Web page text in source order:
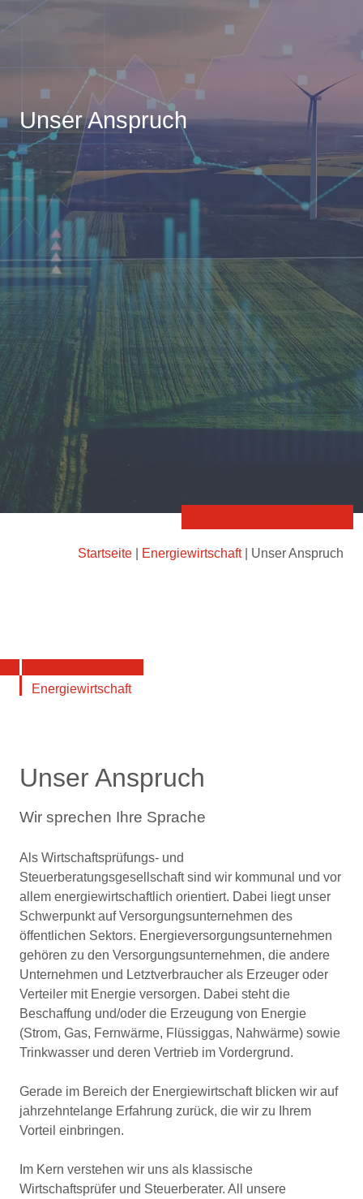
Unser Anspruch
Startseite Energiewirtschaft| Unser Anspruch
Energiewirtschaft
Unser Anspruch
Wir sprechen Ihre Sprache
Als Wirtschaftsprüfungs- und
Steuerberatungsgesellschaft sind wir kommunal und vor
allem energiewirtschaftlich orientiert. Dabei liegt unser
Schwerpunkt auf Versorgungsunternehmen des
öffentlichen Sektors. Energieversorgungsunternehmen
gehören zu den Versorgungsunternehmen, die andere
Unternehmen und Letztverbraucher als Erzeuger oder
Verteiler mit Energie versorgen. Dabei steht die
Beschaffung und/oder die Erzeugung von Energie
(Strom, Gas, Fernwärme, Flüssiggas, Nahwärme) sowie
Trinkwasser und deren Vertrieb im Vordergrund.
Gerade im Bereich der Energiewirtschaft blicken wir auf
jahrzehntelange Erfahrung zurück, die wir zu Ihrem
Vorteil einbringen.
Im Kern verstehen wir uns als klassische
Wirtschaftsprüfer und Steuerberater. All unsere